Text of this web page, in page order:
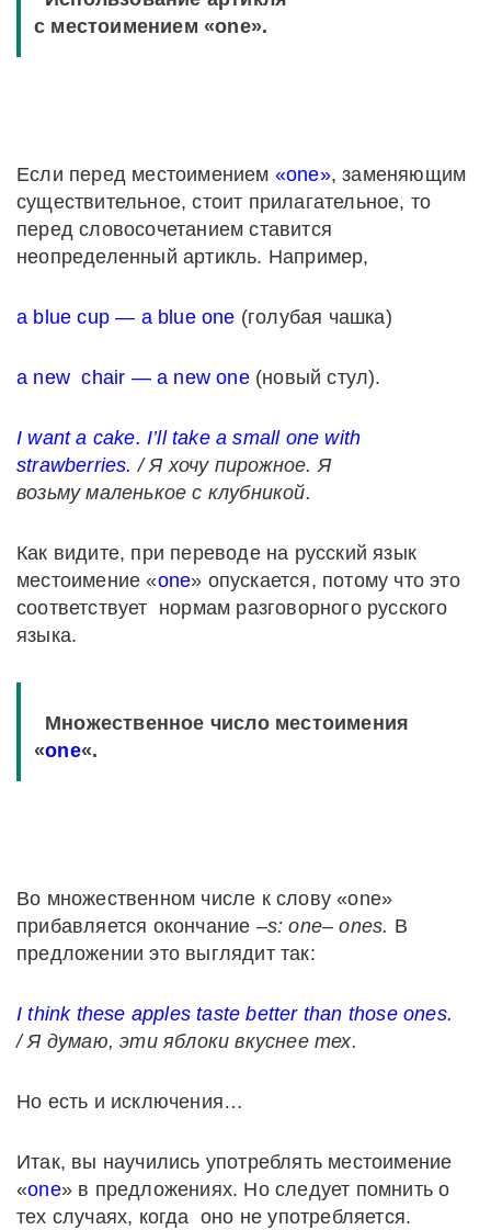
с местоимением «one».
Если перед местоимением «one», заменяющим
существительное, стоит прилагательное, то
перед словосочетанием ставится
неопределенный артикль. Например,
a blue cup — a blue one (голубая чашка)
a new chair — a new one(новый стул).
I want a cake. I’ll take a small one with
strawberries. /Я хочу пирожное.Я
возьму маленькое с клубникой.
Как видите, при переводе на русский язык
местоимение «one» опускается, потому что это
соответствует нормам разговорного русского
языка.
Множественное число местоимения
«one«.
Во множественном числе к слову «one»
прибавляется окончание –s: one– ones. В
предложении это выглядит так:
I think these apples taste better than those ones.
/ Я думаю, эти яблоки вкуснее тех.
Но есть и исключения…
Итак, вы научились употреблять местоимение
«one» в предложениях. Но следует помнить о
тех случаях, когда оно не употребляется.